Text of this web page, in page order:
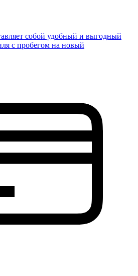
собой удобный и выгодный
с пробегом на новый